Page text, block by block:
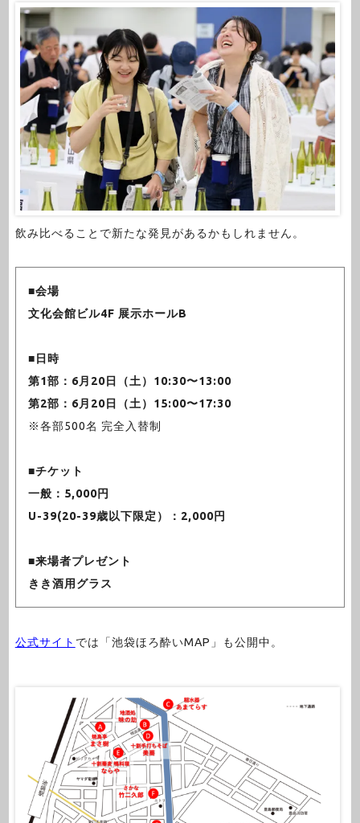
飲み比べることで新たな発見があるかもしれません。
■会場
文化会館ビル4F 展示ホールB
■日時
第1部：6月20日（土）10:30〜13:00
第2部：6月20日（土）15:00〜17:30
※各部500名 完全入替制
■チケット
一般：5,000円
U-39(20-39歳以下限定）：2,000円
■来場者プレゼント
きき酒用グラス
公式サイト では「池袋ほろ酔いMAP」も公開中。